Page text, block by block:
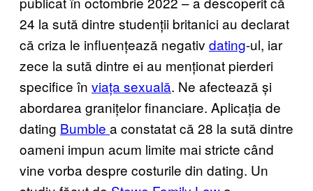
24 la sută dintre studenții britanici au declarat
că criza le influențează negativ dating-ul, iar
zece la sută dintre ei au menționat pierderi
specifice în viața sexuală. Ne afectează și
abordarea granițelor financiare. Aplicația de
dating Bumble a constatat că 28 la sută dintre
oameni impun acum limite mai stricte când
vine vorba despre costurile din dating. Un